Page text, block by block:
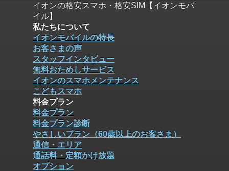
イオンの格安スマホ・格安SIM【イオンモバ
イル】
私たちについて
イオンモバイルの特長
お客さまの声
スタッフインタビュー
無料おためしサービス
イオンのスマホメンテナンス
こどもスマホ
料金プラン
料金プラン
料金プラン診断
やさしいプラン（60歳以上のお客さま）
通信・エリア
通話料・定額かけ放題
オプション